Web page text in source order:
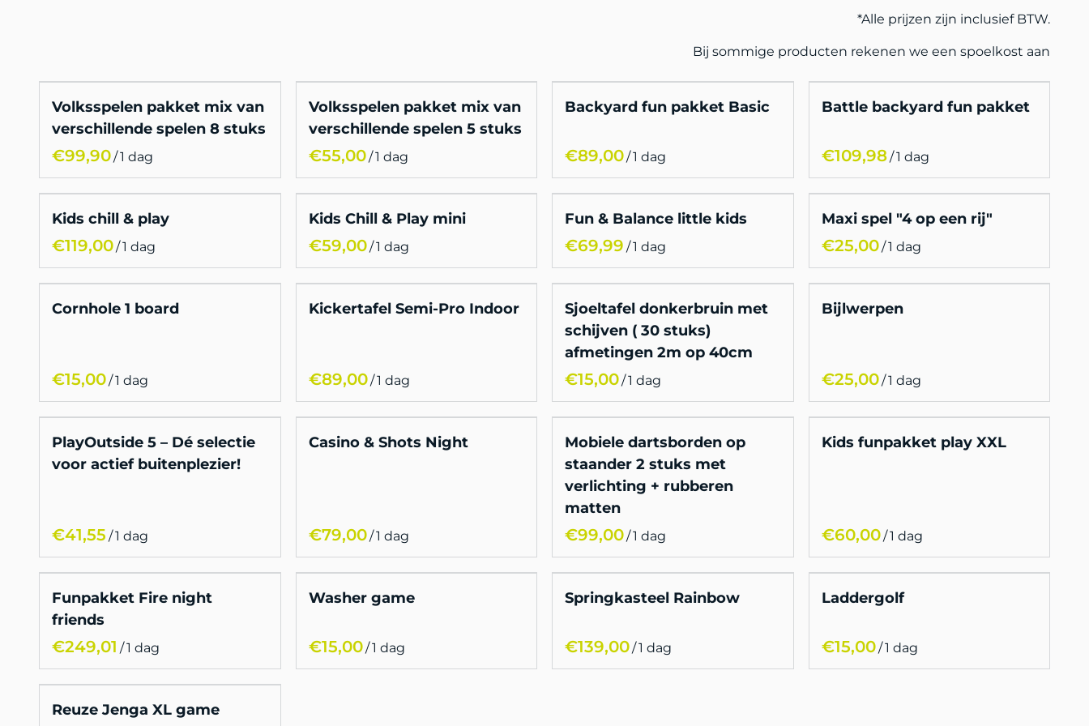
*Alle prijzen zijn inclusief BTW.
Bij sommige producten rekenen we een spoelkost aan
Volksspelen pakket mix van
verschillende spelen 8 stuks
/
Volksspelen pakket mix van
verschillende spelen 5 stuks
/
Backyard fun pakket Basic
/
Battle backyard fun pakket
/
Kids chill & play
/
Kids Chill & Play mini
/
Fun & Balance little kids
/
Maxi spel "4 op een rij"
/
Cornhole 1 board
/
Kickertafel Semi-Pro Indoor
/
Sjoeltafel donkerbruin met
schijven ( 30 stuks)
afmetingen 2m op 40cm
/
Bijlwerpen
/
PlayOutside 5 – Dé selectie
voor actief buitenplezier!
/
Casino & Shots Night
/
Mobiele dartsborden op
staander 2 stuks met
verlichting + rubberen
matten
/
Kids funpakket play XXL
/
Funpakket Fire night
friends
/
Washer game
/
Springkasteel Rainbow
/
Laddergolf
/
Reuze Jenga XL game